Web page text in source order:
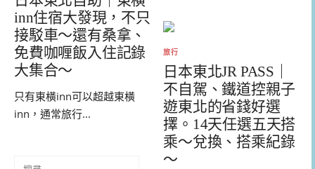
inn住宿大發現，不只
接駁車～還有桑拿、
免費咖喱飯入住記錄
大集合～
只有東橫inn可以超越東橫
inn，通常旅行...
旅行
日本東北JR PASS｜
不自駕、鐵道控親子
遊東北的省錢好選
擇。14天任選五天搭
乘～兌換、搭乘紀錄
～